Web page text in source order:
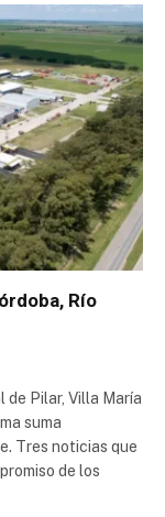
Patagones
Río
de Pilar, Villa María
suma
Tres noticias que
de los